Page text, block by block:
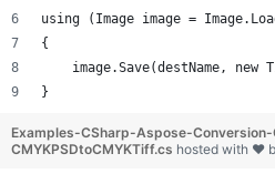
using (Image image =
{
image.Save(destName, new
}
Examples-CSharp-Aspose-
CMYKPSDtoCMYKTiff.cs hosted with ❤